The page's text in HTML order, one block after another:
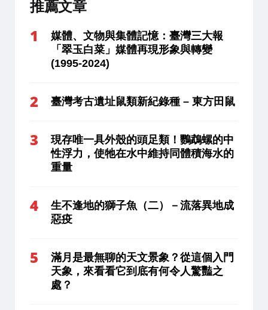
推薦文章
媒體、文物與集體記憶：臺灣三大報
「翠玉白菜」媒體再現形象與轉變
(1995-2024)
臺灣考古遺址鼠類新紀錄種 – 東方田鼠
現存唯一具外殼的頭足類！鸚鵡螺的中
性浮力，使牠在水中維持同體積海水的
重量
生不逢地的獅子魚（二）－流落異地成
惡疫
滿月是最無聊的天文景象？從這個入門
天象，來看看它到底有何令人驚豔之
處？